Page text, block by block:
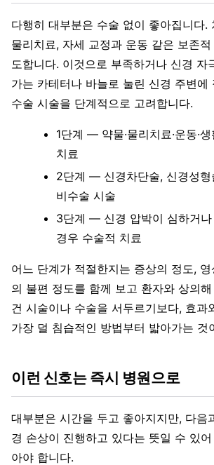
다행히 대부분은 수술 없이 좋아집니다.
물리치료, 자세 교정과 운동 같은 보존
도합니다. 이것으로 부족하거나 신경 자
가는 카테터나 바늘로 눌린 신경 주변에
수술 시술을 단계적으로 고려합니다.
1단계 — 약물·물리치료·운동·
치료
2단계 — 신경차단술, 신경성형
비수술 시술
3단계 — 신경 압박이 심하거나
경우 수술적 치료
어느 단계가 적절한지는 증상의 정도,
의 불편 정도를 함께 보고 환자와 상의
건 시술이나 수술을 서두르기보다, 효과
가장 덜 침습적인 방법부터 밟아가는 것
이런 신호는 즉시 병원으로
대부분은 시간을 두고 좋아지지만, 다음
경 손상이 진행하고 있다는 뜻일 수 있
아야 합니다.